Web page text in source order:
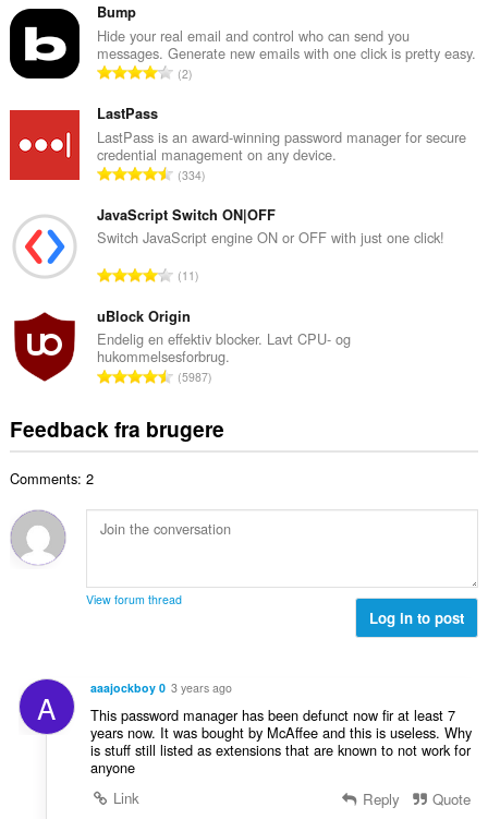
a
l
b
ø
m
m
e
l
e
i
a
l
t
Bump
Hide your real email and control who can send you
messages. Generate new emails with one click is pretty easy.
A
a
l
b
d
ø
m
m
e
l
s
e
i
a
:
2
LastPass
LastPass is an award-winning password manager for secure
credential management on any device.
A
t
a
b
d
ø
m
m
l
s
i
a
t
:
334
JavaScript Switch ON|OFF
Switch JavaScript engine ON or OFF with just one click!
A
t
a
l
b
d
ø
e
l
r
t
:
11
uBlock Origin
Endelig en effektiv blocker. Lavt CPU- og
hukommelsesforbrug.
A
a
e
d
m
e
i
a
5987
Feedback fra brugere
Comments: 2
View forum thread
Log in to post
A aaajockboy 0 3 years ago
This password manager has been defunct now fir at least 7
years now. It was bought by McAffee and this is useless. Why
is stuff still listed as extensions that are known to not work for
anyone
Link
Reply Quote